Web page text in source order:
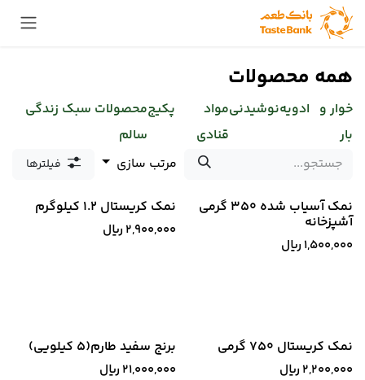
Skip to Content
همه محصولات
خوار و
بار
ادویهنوشیدنیمواد
قنادی
پکیجمحصولات سبک زندگی
سالم
مرتب سازی
فیلترها
جدید! نمک آسیاب شده 350 گرمی
آشپزخانه
1,500,000 ﷼
جدید!
نمک کریستال 1.2 کیلوگرم
2,900,000 ﷼
جدید!
نمک کریستال 750 گرمی
2,200,000 ﷼
جدید!
برنج سفید طارم(5 کیلویی)
21,000,000 ﷼